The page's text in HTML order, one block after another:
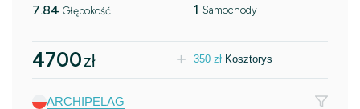
7.84 Głębokość 1 Samochody
4700zł 350 zł Kosztorys
ARCHIPELAG